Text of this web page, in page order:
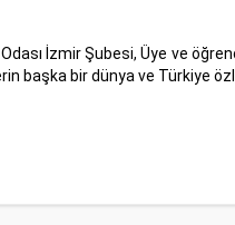
İzmir Şubesi, Üye ve
başka bir dünya ve Türkiye